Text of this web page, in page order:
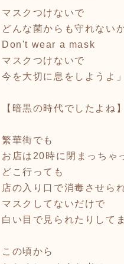
マスクつけないで
どんな菌からも守れない
Don't wear a mask
マスクつけないで
今を大切に息をしようよ」
【暗黒の時代でしたよね】
繁華街でも
お店は20時に閉まっちゃ
どこ行っても
店の入り口で消毒させら
マスクしてないだけで
白い目で見られたりして
この頃から